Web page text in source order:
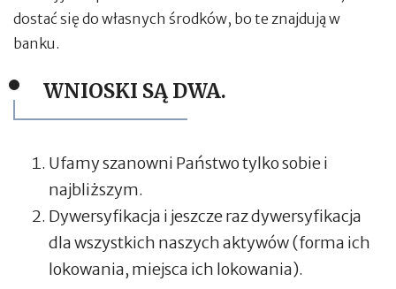
dostać się do własnych środków, bo te znajdują w
banku.
WNIOSKI SĄ DWA.
Ufamy szanowni Państwo tylko sobie i
najbliższym.
Dywersyfikacja i jeszcze raz dywersyfikacja
dla wszystkich naszych aktywów (forma ich
lokowania, miejsca ich lokowania).